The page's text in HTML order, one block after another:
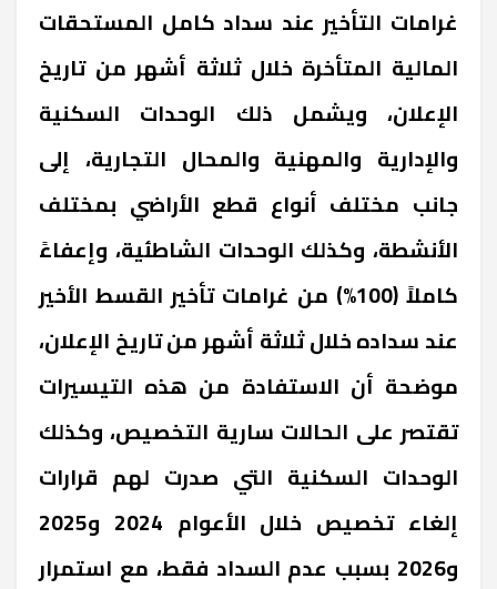
غرامات التأخير عند سداد كامل المستحقات
المالية المتأخرة خلال ثلاثة أشهر من تاريخ
الإعلان، ويشمل ذلك الوحدات السكنية
والإدارية والمهنية والمحال التجارية، إلى
جانب مختلف أنواع قطع الأراضي بمختلف
الأنشطة، وكذلك الوحدات الشاطئية، وإعفاءً
كاملاً (100%) من غرامات تأخير القسط الأخير
عند سداده خلال ثلاثة أشهر من تاريخ الإعلان،
موضحة أن الاستفادة من هذه التيسيرات
تقتصر على الحالات سارية التخصيص، وكذلك
الوحدات السكنية التي صدرت لهم قرارات
إلغاء تخصيص خلال الأعوام 2024 و2025
و2026 بسبب عدم السداد فقط، مع استمرار